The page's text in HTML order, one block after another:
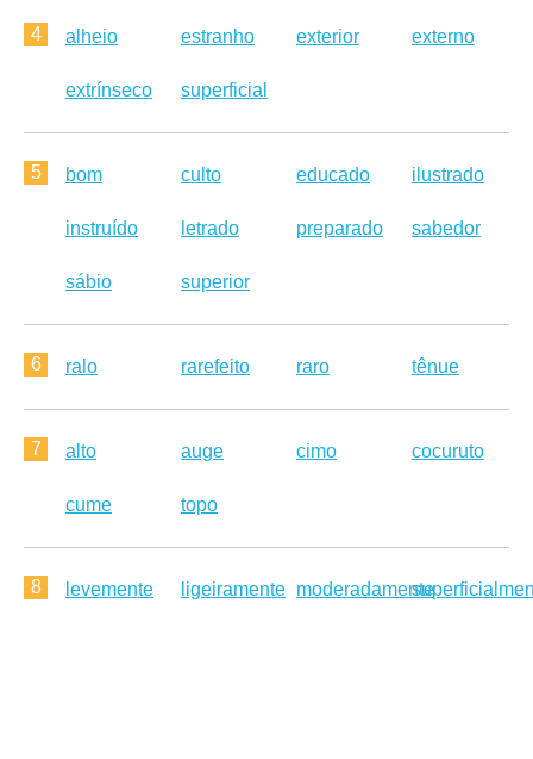
4 alheio estranho exterior externo
extrínseco superficial
5 bom culto educado ilustrado
instruído letrado preparado sabedor
sábio superior
6 ralo rarefeito raro tênue
7 alto auge cimo cocuruto
cume topo
8 levemente ligeiramente moderadamente